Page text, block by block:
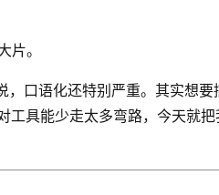
片。
，口语化还特别严重。其实想要
工具能少走太多弯路，今天就